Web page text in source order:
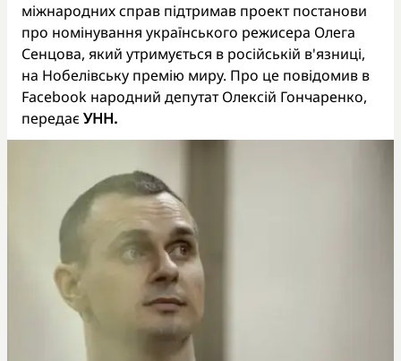
міжнародних справ підтримав проект постанови
про номінування українського режисера Олега
Сенцова, який утримується в російській в'язниці,
на Нобелівську премію миру. Про це повідомив в
Facebook народний депутат Олексій Гончаренко,
передає УНН.